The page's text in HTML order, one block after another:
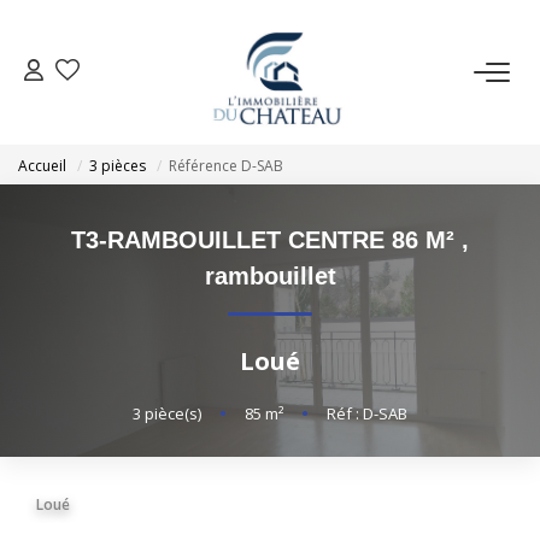
VENTE
LOCATION
GESTION LOCATIVE
ESTIMATION
NOTRE AGENCE
Accueil 3 pièces Référence D-SAB
T3-RAMBOUILLET CENTRE 86 M² ,
rambouillet
Loué
3 pièce(s) • 85 m² • Réf : D-SAB
Loué